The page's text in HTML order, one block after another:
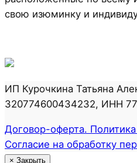
свою изюминку и
ИП Курочкина Татьяна
320774600434232, ИНН
Договор-оферта.
Согласие на обработку
× Закрыть